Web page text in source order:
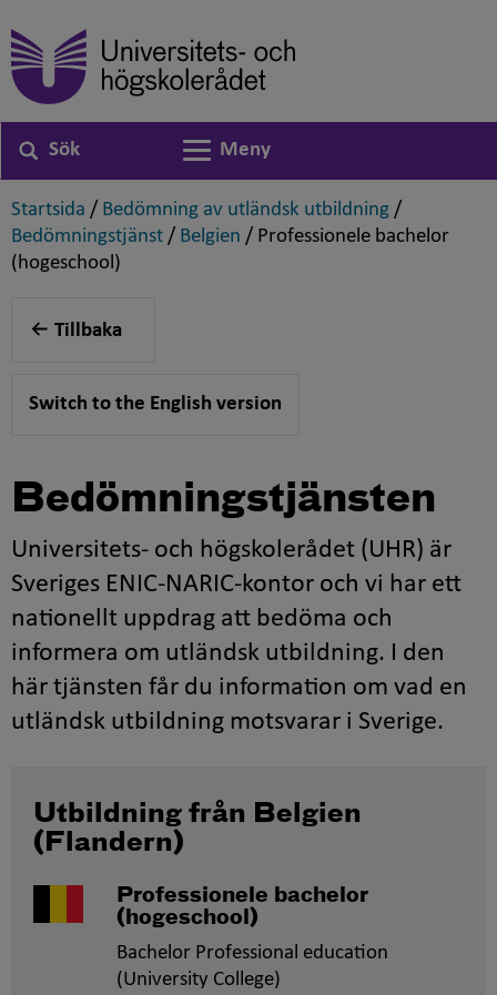
Sök
Växla navigering
Meny
Startsida ,
/ Bedömning av utländsk utbildning ,
/
Bedömningstjänst ,
/ Belgien ,
/ Professionele bachelor
(hogeschool)
Tillbaka
Switch to the English version
Bedömningstjänsten
Universitets- och högskolerådet (UHR) är
Sveriges ENIC-NARIC-kontor och vi har ett
nationellt uppdrag att bedöma och
informera om utländsk utbildning. I den
här tjänsten får du information om vad en
utländsk utbildning motsvarar i Sverige.
Utbildning från Belgien
(Flandern)
Professionele bachelor
(hogeschool)
Bachelor Professional education
(University College)